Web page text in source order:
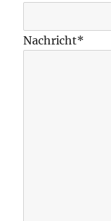
Nachricht*